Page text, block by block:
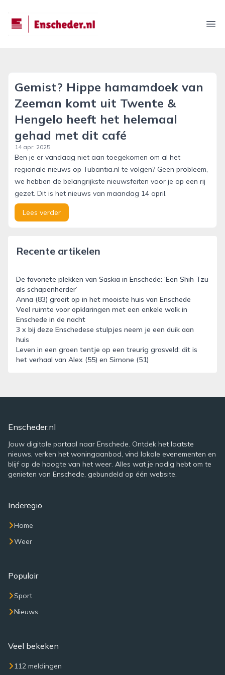
enscheder.nl
Gemist? Hippe hamamdoek van
Zeeman komt uit Twente &
Hengelo heeft het helemaal
gehad met dit café
14 apr. 2025
Ben je er vandaag niet aan toegekomen om al het
regionale nieuws op Tubantia.nl te volgen? Geen probleem,
we hebben de belangrijkste nieuwsfeiten voor je op een rij
gezet. Dit is het nieuws van maandag 14 april.
Lees verder
Recente artikelen
De favoriete plekken van Saskia in Enschede: ‘Een Shih Tzu
als schapenherder’
Anna (83) groeit op in het mooiste huis van Enschede
Veel ruimte voor opklaringen met een enkele wolk in
Enschede in de nacht
3 x bij deze Enschedese stulpjes neem je een duik aan
huis
Leven in een groen tentje op een treurig grasveld: dit is
het verhaal van Alex (55) en Simone (51)
Enscheder.nl
Jouw digitale portaal naar Enschede. Ontdek het laatste
nieuws, verken het woningaanbod, vind lokale evenementen en
blijf op de hoogte van het weer. Alles wat je nodig hebt om te
genieten van Enschede, gebundeld op één website.
Inderegio
Home
Weer
Populair
Sport
Nieuws
Veel bekeken
112 meldingen